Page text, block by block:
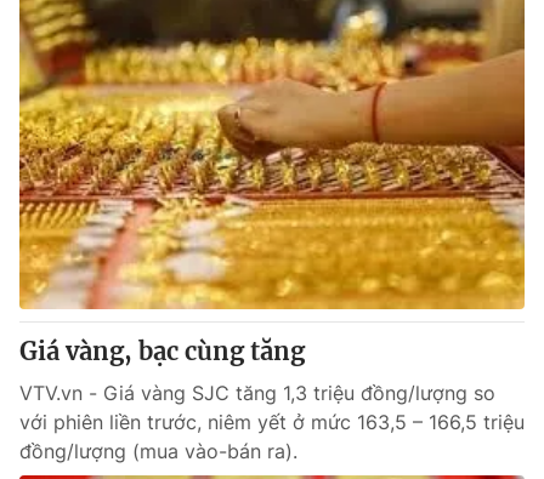
thông tin từ website này.
Giá vàng, bạc cùng tăng
VTV.vn - Giá vàng SJC tăng 1,3 triệu đồng/lượng so
với phiên liền trước, niêm yết ở mức 163,5 – 166,5 triệu
đồng/lượng (mua vào-bán ra).